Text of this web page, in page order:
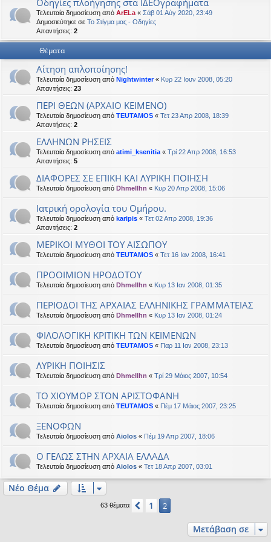
εις
Οδηγίες πλοήγησης στα ΙΔΕΟγραφήματα
Τελευταία δημοσίευση από ArELa « Σάβ 01 Αύγ 2020, 23:49
Δημοσιεύτηκε σε Το Στίγμα μας - Οδηγίες
Απαντήσεις: 2
Θέματα
Αίτηση απλοποίησης!
Τελευταία δημοσίευση από Nightwinter« Κυρ 22 Ιουν 2008, 05:20
Απαντήσεις: 23
ΠΕΡΙ ΘΕΩΝ (ΑΡΧΑΙΟ ΚΕΙΜΕΝΟ)
Τελευταία δημοσίευση από TEUTAMOS « Τετ 23 Απρ 2008, 18:39
Απαντήσεις: 2
ΕΛΛΗΝΩΝ ΡΗΣΕΙΣ
Τελευταία δημοσίευση από atimi_ksenitia « Τρί 22 Απρ 2008, 16:53
Απαντήσεις: 5
ΔΙΑΦΟΡΕΣ ΣΕ ΕΠΙΚΗ ΚΑΙ ΛΥΡΙΚΗ ΠΟΙΗΣΗ
Τελευταία δημοσίευση από Dhmellhn « Κυρ 20 Απρ 2008, 15:06
Ιατρική ορολογία του Ομήρου.
Τελευταία δημοσίευση από karipis « Τετ 02 Απρ 2008, 19:36
Απαντήσεις: 2
ΜΕΡΙΚΟΙ ΜΥΘΟΙ ΤΟΥ ΑΙΣΩΠΟΥ
Τελευταία δημοσίευση από TEUTAMOS « Τετ 16 Ιαν 2008, 16:41
ΠΡΟΟΙΜΙΟΝ ΗΡΟΔΟΤΟΥ
Τελευταία δημοσίευση από Dhmellhn « Κυρ 13 Ιαν 2008, 01:35
ΠΕΡΙΟΔΟΙ ΤΗΣ ΑΡΧΑΙΑΣ ΕΛΛΗΝΙΚΗΣ ΓΡΑΜΜΑΤΕΙΑΣ
Τελευταία δημοσίευση από Dhmellhn « Κυρ 13 Ιαν 2008, 01:24
ΦΙΛΟΛΟΓΙΚΗ ΚΡΙΤΙΚΗ ΤΩΝ ΚΕΙΜΕΝΩΝ
Τελευταία δημοσίευση από TEUTAMOS « Παρ 11 Ιαν 2008, 23:13
ΛΥΡΙΚΗ ΠΟΙΗΣΙΣ
Τελευταία δημοσίευση από Dhmellhn « Τρί 29 Μάιος 2007, 10:54
ΤΟ ΧΙΟΥΜΟΡ ΣΤΟΝ ΑΡΙΣΤΟΦΑΝΗ
Τελευταία δημοσίευση από TEUTAMOS « Πέμ 17 Μάιος 2007, 23:25
ΞΕΝΟΦΩΝ
Τελευταία δημοσίευση από Aiolos « Πέμ 19 Απρ 2007, 18:06
Ο ΓΕΛΩΣ ΣΤΗΝ ΑΡΧΑΙΑ ΕΛΛΑΔΑ
Τελευταία δημοσίευση από Aiolos « Τετ 18 Απρ 2007, 03:01
Νέο Θέμα
63 θέματα Προηγούμενη
1 2
Μετάβαση σε